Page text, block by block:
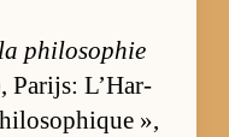
phi­lo­so­p­hie
Pa­rijs: L’Har­
»,